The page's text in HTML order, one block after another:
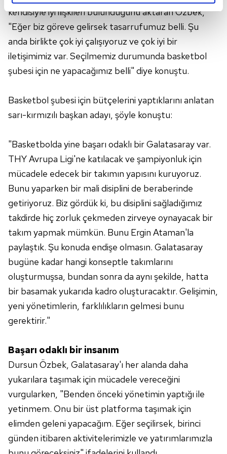
kalemimiz olduğunu sizlere hatırlatmak isteriz.
Her halükârda, kullanıcılar, bu çerezlere izin vermedikleri
takdirde, kullanıcılara hedefli reklamlar
gösterilmeyecektir."
Sitemizde kendimize ve üçüncü kişilere ait çerezler
kullanılmaktadır. Bu çerezler vasıtasıyla çeşitli kişisel
toplumu hizmetlerinin sunulması amacıyla
kullanılmaktadır. Diğer çerezler, sitemizin daha işlevsel
kılınması ve kişiselleştirilmesi ve sizlere yönelik
reklam/pazarlama faaliyetlerinin yapılması, amaçlarıyla
sınırlı olarak açık rızanız dahilinde kullanılacaktır.
Çerezlere ilişkin tercihlerinizi aşağıda yer alan panel
vasıtasıyla belirleyebilirsiniz. Çerezlere ilişkin detaylı bilgi
için Ayarlar butonuna tıklayabilir,Çerez Bilgilendirme
Metnimizi ziyaret edebilirsiniz.
6698 sayılı Kişisel Verilerin Korunması Kanunu uyarınca
hazırlanmış Aydınlatma Metnimizi okumak ve sitemizde
ilgili mevzuata uygun olarak kullanılan çerezlerle ilgili bilgi
almak için lütfen tıklayınız.
kendisiyle iyi ilişkileri bulunduğunu aktaran Özbek,
"Eğer biz göreve gelirsek tasarrufumuz belli. Şu
anda birlikte çok iyi çalışıyoruz ve çok iyi bir
iletişimimiz var. Seçilmemiz durumunda basketbol
şubesi için ne yapacağımız belli" diye konuştu.
Basketbol şubesi için bütçelerini yaptıklarını anlatan
sarı-kırmızılı başkan adayı, şöyle konuştu:
"Basketbolda yine başarı odaklı bir Galatasaray var.
THY Avrupa Ligi'ne katılacak ve şampiyonluk için
mücadele edecek bir takımın yapısını kuruyoruz.
Bunu yaparken bir mali disiplini de beraberinde
getiriyoruz. Biz gördük ki, bu disiplini sağladığımız
takdirde hiç zorluk çekmeden zirveye oynayacak bir
takım yapmak mümkün. Bunu Ergin Ataman'la
paylaştık. Şu konuda endişe olmasın. Galatasaray
bugüne kadar hangi konseptle takımlarını
oluşturmuşsa, bundan sonra da aynı şekilde, hatta
bir basamak yukarıda kadro oluşturacaktır. Gelişimin,
yeni yönetimlerin, farklılıkların gelmesi bunu
gerektirir."
Başarı odaklı bir insanım
Dursun Özbek, Galatasaray'ı her alanda daha
yukarılara taşımak için mücadele vereceğini
vurgularken, "Benden önceki yönetimin yaptığı ile
yetinmem. Onu bir üst platforma taşımak için
elimden geleni yapacağım. Eğer seçilirsek, birinci
günden itibaren aktivitelerimizle ve yatırımlarımızla